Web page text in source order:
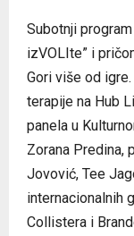
Subotnji
izVOLIte” i
Gori više od
terapije na Hub
panela u
Zorana Predina,
Jovović, Tee
internacionalnih
Collistera i